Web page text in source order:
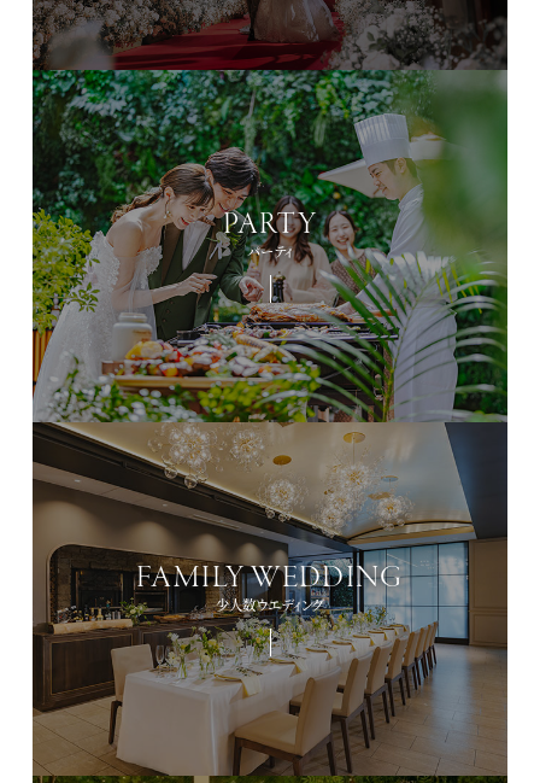
PARTY
パーティ
FAMILY WEDDING
少人数ウエディング